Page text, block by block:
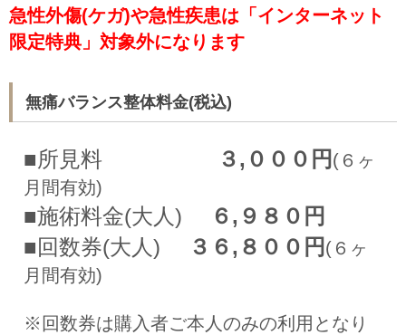
急性外傷(ケガ)や急性疾患は「インターネット
限定特典」対象外になります
無痛バランス整体料金(税込)
■所見料 ３,０００円 (６ヶ
月間有効)
■施術料金(大人)
６,９８０円
■回数券(大人)
３６,８００円 (６ヶ
月間有効)
※回数券は購入者ご本人のみの利用となり